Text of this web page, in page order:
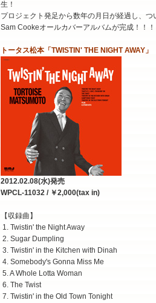
生！
プロジェクト発足から数年の月日が経過し、
Sam Cookeオールカバーアルバムが完成！！！
トータス松本「TWISTIN' THE NIGHT AWAY」
2012.02.08(水)発売
WPCL-11032 / ￥2,000(tax in)
【収録曲】
1. Twistin' the Night Away
2. Sugar Dumpling
3. Twistin' in the Kitchen with Dinah
4. Somebody's Gonna Miss Me
5. A Whole Lotta Woman
6. The Twist
7. Twistin' in the Old Town Tonight